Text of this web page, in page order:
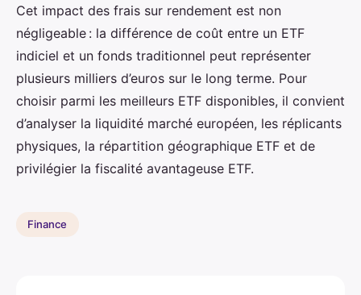
Cet impact des frais sur rendement est non
négligeable : la différence de coût entre un ETF
indiciel et un fonds traditionnel peut représenter
plusieurs milliers d’euros sur le long terme. Pour
choisir parmi les meilleurs ETF disponibles, il convient
d’analyser la liquidité marché européen, les réplicants
physiques, la répartition géographique ETF et de
privilégier la fiscalité avantageuse ETF.
Finance